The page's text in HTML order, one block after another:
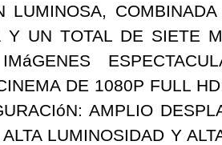
LUMINOSA,
Y UN TOTAL DE SIETE
DE 1080P FULL
AMPLIO
LUMINOSIDAD Y